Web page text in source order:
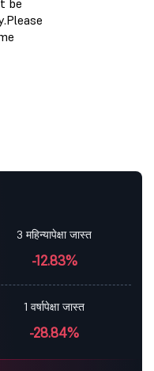
3 महिन्यापेक्षा जास्त
-12.83%
1 वर्षापेक्षा जास्त
-28.84%